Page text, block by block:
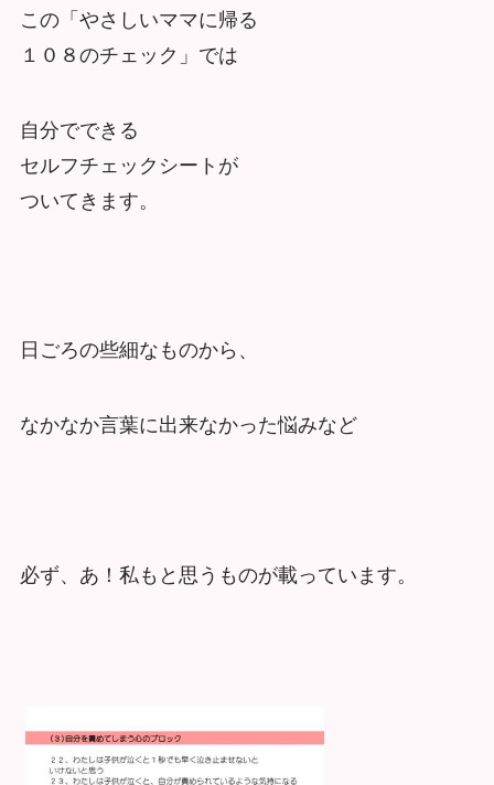
この「やさしいママに帰る
１０８のチェック」では
自分でできる
セルフチェックシートが
ついてきます。
日ごろの些細なものから、
なかなか言葉に出来なかった悩みなど
必ず、あ！私もと思うものが載っています。